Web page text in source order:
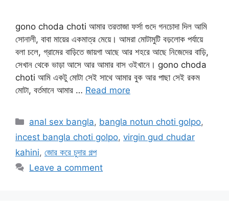
gono choda choti আমার তরতাজা ফর্সা গুদে গনচোদা দিল আমি
সোনালী, বাবা মায়ের একমাত্র মেয়ে। আমরা মোটামুটি বড়লোক পর্যায়ে
বলা চলে, গ্রামের বাড়িতে জায়গা আছে আর শহরে আছে নিজেদের বাড়ি,
সেখান থেকে ভাড়া আসে আর আমার বাস ওইখানে। gono choda
choti আমি একটু মোটা সেই সাথে আমার বুক আর পাছা সেই রকম
মোটা, বর্তমানে আমার … Read more
Categories
anal sex bangla, bangla notun choti golpo,
incest bangla choti golpo, virgin gud chudar
kahini, জোর করে চুদার গল্প
Leave a comment